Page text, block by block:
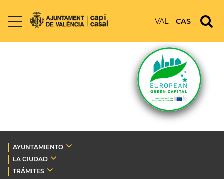
VAL CAS
AYUNTAMIENTO
LA CIUDAD
TRÁMITES